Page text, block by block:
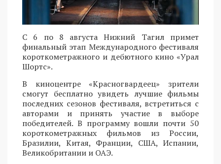
С 6 по 8 августа Нижний Тагил примет
финальный этап Международного фестиваля
короткометражного и дебютного кино «Урал
Шортс».
В киноцентре «Красногвардеец» зрители
смогут бесплатно увидеть лучшие фильмы
последних сезонов фестиваля, встретиться с
авторами и принять участие в выборе
победителей. В программу вошли почти 50
короткометражных фильмов из России,
Бразилии, Китая, Франции, США, Испании,
Великобритании и ОАЭ.